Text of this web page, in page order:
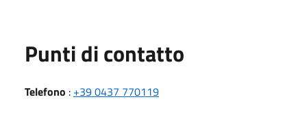
Punti di contatto
Telefono : +39 0437 770119